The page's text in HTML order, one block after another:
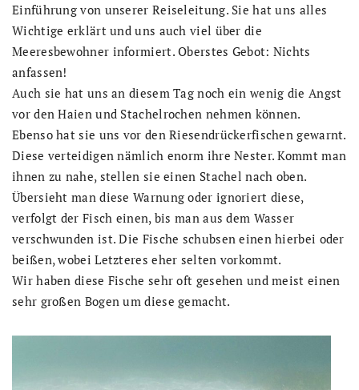
Einführung von unserer Reiseleitung. Sie hat uns alles
Wichtige erklärt und uns auch viel über die
Meeresbewohner informiert. Oberstes Gebot: Nichts
anfassen!
Auch sie hat uns an diesem Tag noch ein wenig die Angst
vor den Haien und Stachelrochen nehmen können.
Ebenso hat sie uns vor den Riesendrückerfischen gewarnt.
Diese verteidigen nämlich enorm ihre Nester. Kommt man
ihnen zu nahe, stellen sie einen Stachel nach oben.
Übersieht man diese Warnung oder ignoriert diese,
verfolgt der Fisch einen, bis man aus dem Wasser
verschwunden ist. Die Fische schubsen einen hierbei oder
beißen, wobei Letzteres eher selten vorkommt.
Wir haben diese Fische sehr oft gesehen und meist einen
sehr großen Bogen um diese gemacht.